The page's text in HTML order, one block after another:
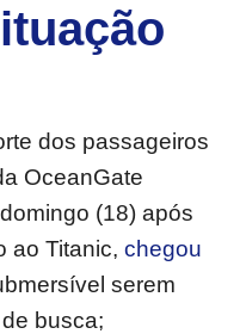
dos passageiros
OceanGate
(18) após
ao Titanic, chegou
serem
busca;